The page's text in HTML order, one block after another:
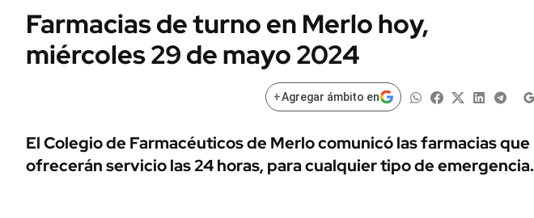
Campo
FINANZAS
ÁMBITO DEBATE
MEDIAKIT AMBITO DEBATE
Sustentabilidad
ENERGY REPORT
POLÍTICA
MUNDO
LIFESTYLE
AUTOS
Farmacias de turno en Merlo hoy,
miércoles 29 de mayo 2024
+Agregar ámbito en
El Colegio de Farmacéuticos de Merlo comunicó las farmacias que
ofrecerán servicio las 24 horas, para cualquier tipo de emergencia.